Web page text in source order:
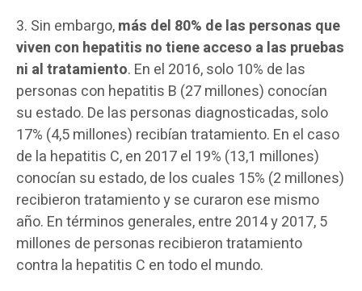
3. Sin embargo,más del 80% de las personas que
viven con hepatitis no tiene acceso a las pruebas
ni al tratamiento. En el 2016, solo 10% de las
personas con hepatitis B (27 millones) conocían
su estado. De las personas diagnosticadas, solo
17% (4,5 millones) recibían tratamiento. En el caso
de la hepatitis C, en 2017 el 19% (13,1 millones)
conocían su estado, de los cuales 15% (2 millones)
recibieron tratamiento y se curaron ese mismo
año. En términos generales, entre 2014 y 2017, 5
millones de personas recibieron tratamiento
contra la hepatitis C en todo el mundo.